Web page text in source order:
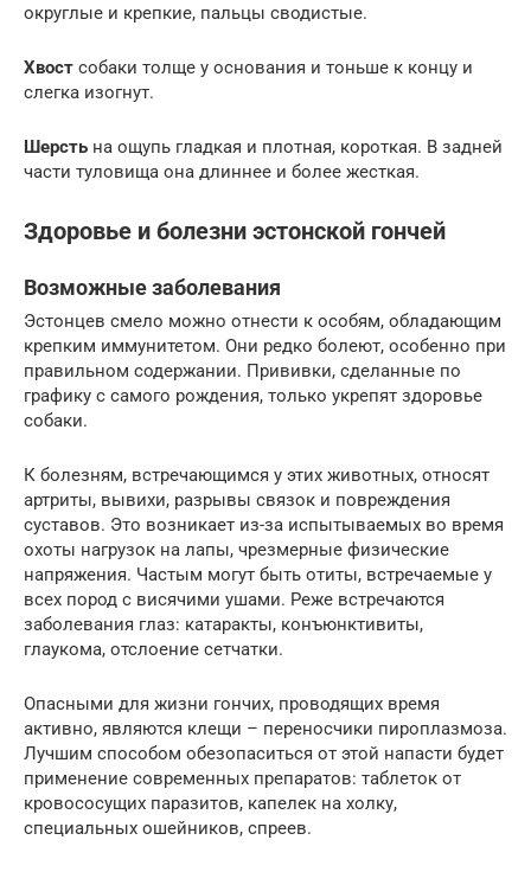
округлые и крепкие, пальцы сводистые.
Хвост собаки толще у основания и тоньше к концу и
слегка изогнут.
Шерсть на ощупь гладкая и плотная, короткая. В задней
части туловища она длиннее и более жесткая.
Здоровье и болезни эстонской гончей
Возможные заболевания
Эстонцев смело можно отнести к особям, обладающим
крепким иммунитетом. Они редко болеют, особенно при
правильном содержании. Прививки, сделанные по
графику с самого рождения, только укрепят здоровье
собаки.
К болезням, встречающимся у этих животных, относят
артриты, вывихи, разрывы связок и повреждения
суставов. Это возникает из-за испытываемых во время
охоты нагрузок на лапы, чрезмерные физические
напряжения. Частым могут быть отиты, встречаемые у
всех пород с висячими ушами. Реже встречаются
заболевания глаз: катаракты, конъюнктивиты,
глаукома, отслоение сетчатки.
Опасными для жизни гончих, проводящих время
активно, являются клещи – переносчики пироплазмоза.
Лучшим способом обезопаситься от этой напасти будет
применение современных препаратов: таблеток от
кровососущих паразитов, капелек на холку,
специальных ошейников, спреев.